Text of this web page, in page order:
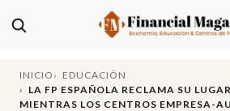
INICIO
EDUCACIÓN
LA FP ESPAÑOLA RECLAMA SU
MIENTRAS LOS CENTROS EMPRESA-